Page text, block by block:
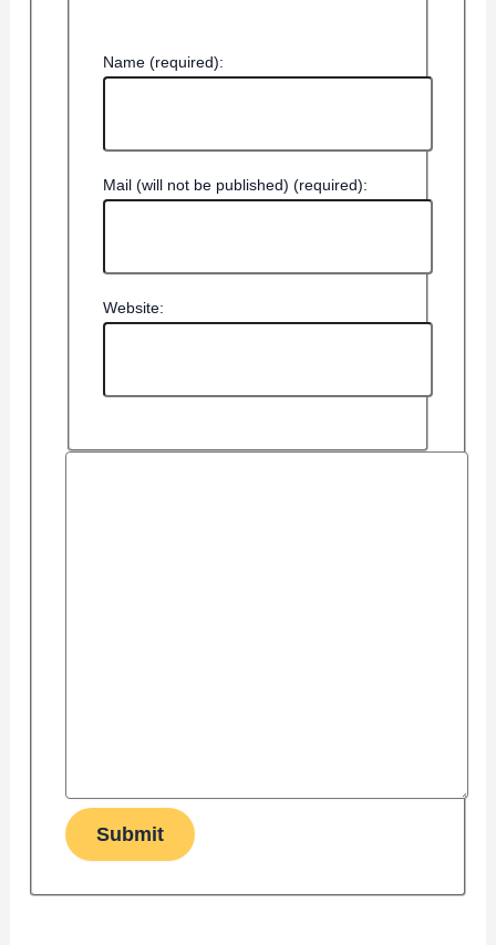
Name (required):
Mail (will not be published) (required):
Website:
Submit